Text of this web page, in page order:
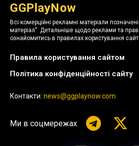
GGPlayNow
Всі комерційні рекламні матеріали
матеріал". Детальніше щодо реклами та
ознайомитись в правилах користування
Правила користування сайтом
Політика конфіденційності сайту
Контакти: news@ggplaynow.com
Ми в соцмережах